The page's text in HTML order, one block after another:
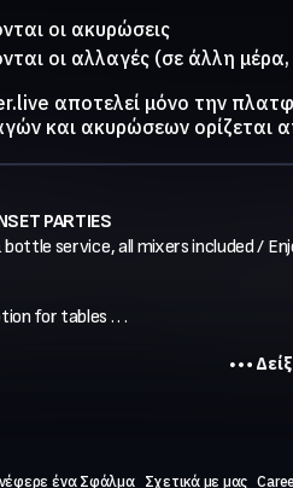
οι ακυρώσεις
οι αλλαγές (σε άλλη
αποτελεί μόνο την
και ακυρώσεων ορίζεται
PARTIES
service, all mixers included /
for tables . . .
ένα Σφάλμα Σχετικά με μας